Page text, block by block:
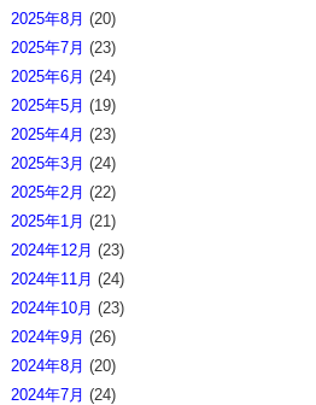
2025年8月 (20)
2025年7月 (23)
2025年6月 (24)
2025年5月 (19)
2025年4月 (23)
2025年3月 (24)
2025年2月 (22)
2025年1月 (21)
2024年12月 (23)
2024年11月 (24)
2024年10月 (23)
2024年9月 (26)
2024年8月 (20)
2024年7月 (24)